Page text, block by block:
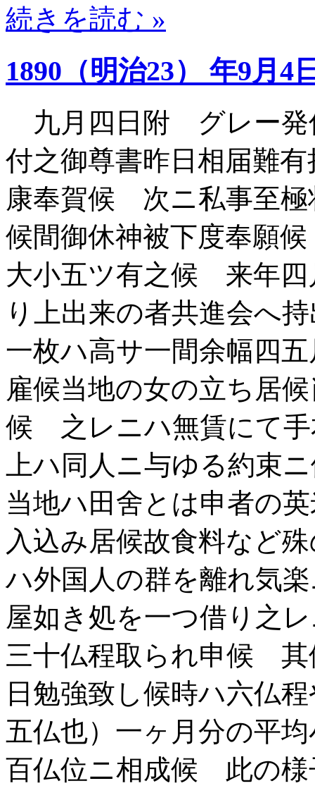
続きを読む »
1890（明治23） 年9月4
九月四日附 グレー
付之御尊書昨日相届難
康奉賀候 次ニ私事至極
候間御休神被下度奉願
大小五ツ有之候 来年四
り上出来の者共進会へ
一枚ハ高サ一間余幅四
雇候当地の女の立ち居
候 之レニハ無賃にて手
上ハ同人ニ与ゆる約
当地ハ田舍とは申者の
入込み居候故食料など
ハ外国人の群を離れ気
屋如き処を一つ借り之
三十仏程取られ申候 其
日勉強致し候時ハ六仏
五仏也）一ヶ月分の平
百仏位ニ相成候 此の